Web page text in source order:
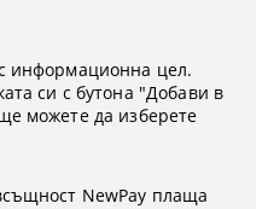
информационна цел.
си с бутона "Добави в
можете да изберете
NewPay плаща